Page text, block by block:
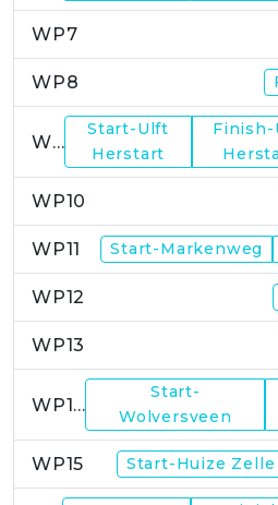
WP7
WP8
WP9
Start-Ulft
Herstart
WP10
WP11 Start-Markenweg
WP12
WP13
WP14
Start-
Wolversveen
WP15 Start-Huize Zelle